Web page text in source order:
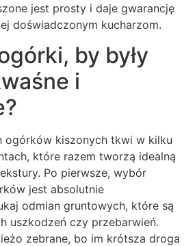
jest prosty i daje gwarancję
doświadczonym kucharzom.
by były
i
ogórków kiszonych tkwi w kilku
które razem tworzą idealną
Po pierwsze, wybór
jest absolutnie
odmian gruntowych, które są
uszkodzeń czy przebarwień.
zebrane, bo im krótsza droga